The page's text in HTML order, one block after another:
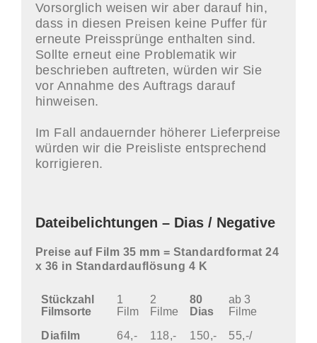
Vorsorglich weisen wir aber darauf hin,
dass in diesen Preisen keine Puffer für
erneute Preissprünge enthalten sind.
Sollte erneut eine Problematik wir
beschrieben auftreten, würden wir Sie
vor Annahme des Auftrags darauf
hinweisen.
Im Fall andauernder höherer Lieferpreise
würden wir die Preisliste entsprechend
korrigieren.
Dateibelichtungen – Dias / Negative
Preise auf Film 35 mm = Standardformat 24
x 36 in Standardauflösung 4 K
Stückzahl
Filmsorte
1
Film
2
Filme
80
Dias
ab 3
Filme
Diafilm
64,- 118,- 150,-
55,-/